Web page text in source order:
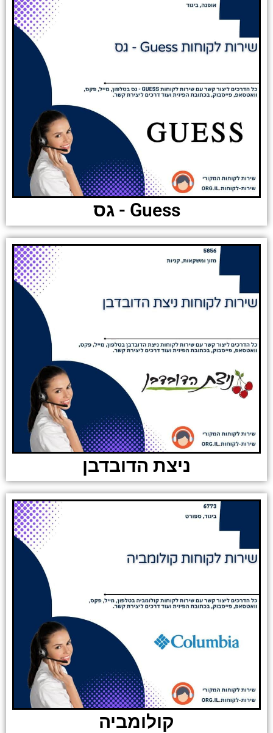
Guess - גס
ניצת הדובדבן
קולומביה